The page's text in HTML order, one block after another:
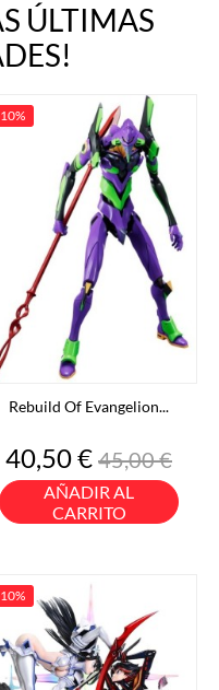
ÚLTIMAS
Rebuild Of Evangelion...
Precio
40,50 €Precio
base
45,00 €
AÑADIR AL
CARRITO